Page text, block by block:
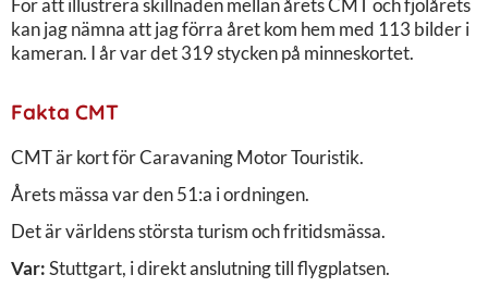
kan jag nämna att jag förra året kom hem med 113 bilder i
kameran. I år var det 319 stycken på minneskortet.
Fakta CMT
CMT är kort för Caravaning Motor Touristik.
Årets mässa var den 51:a i ordningen.
Det är världens största turism och fritidsmässa.
Var:Stuttgart, i direkt anslutning till flygplatsen.